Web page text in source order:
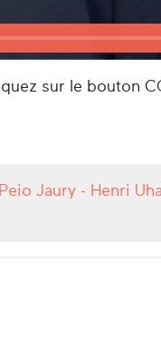
sur le bouton
Jaury - Henri